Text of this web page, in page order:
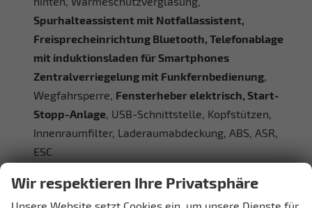
Spurhalteassistent mit Notfallassistent,
Freisprecheinrichtung Bluetooth, Telefonablage
mit induktionsladen für Smartphones
Zentralverriegelung mit Funkfernbedienung
Wegfahrsperre, Fensterheber elektrisch, Start-
Stopp-Anlage , USB-Schnittstelle, Kopfstützen,
Innenraumfilter, Laderaumabdeckung, ABS, ASR,
ESC
Innen
Wir respektieren Ihre Privatsphäre
Unsere Website setzt Cookies ein, um unsere Dienste für